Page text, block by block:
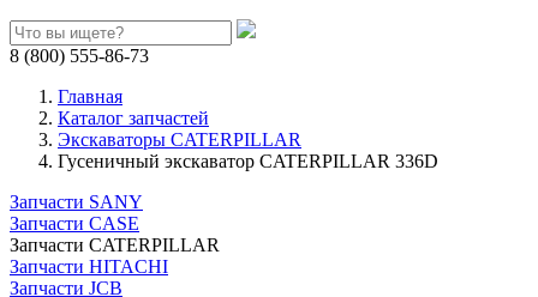
8 (800) 555-86-73
Главная
Каталог запчастей
Экскаваторы CATERPILLAR
Гусеничный экскаватор CATERPILLAR 336D
Запчасти SANY
Запчасти CASE
Запчасти CATERPILLAR
Запчасти HITACHI
Запчасти JCB